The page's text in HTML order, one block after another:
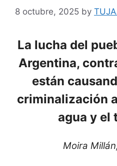
8 octubre, 2025 by
La lucha del
Argentina,
están
criminalización
agua y el
Moira